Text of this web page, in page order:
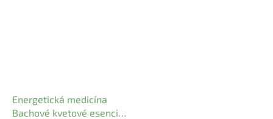
Energetická medicína
Bachové kvetové esencie: